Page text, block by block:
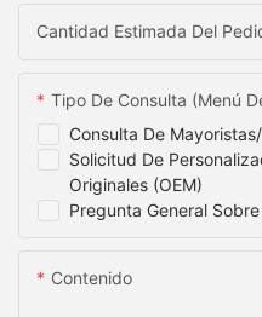
Cantidad Estimada Del
Consulta De
Solicitud De
Originales (OEM)
Pregunta General
Tipo De Consulta (menú
Contenido